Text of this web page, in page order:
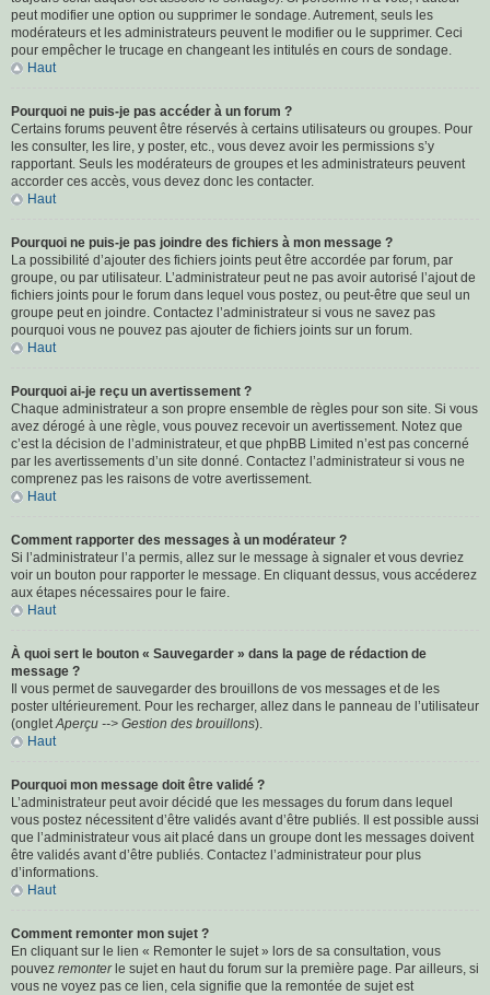
peut modifier une option ou supprimer le sondage. Autrement, seuls les
modérateurs et les administrateurs peuvent le modifier ou le supprimer. Ceci
pour empêcher le trucage en changeant les intitulés en cours de sondage.
Haut
Pourquoi ne puis-je pas accéder à un forum ?
Certains forums peuvent être réservés à certains utilisateurs ou groupes. Pour
les consulter, les lire, y poster, etc., vous devez avoir les permissions s’y
rapportant. Seuls les modérateurs de groupes et les administrateurs peuvent
accorder ces accès, vous devez donc les contacter.
Haut
Pourquoi ne puis-je pas joindre des fichiers à mon message ?
La possibilité d’ajouter des fichiers joints peut être accordée par forum, par
groupe, ou par utilisateur. L’administrateur peut ne pas avoir autorisé l’ajout de
fichiers joints pour le forum dans lequel vous postez, ou peut-être que seul un
groupe peut en joindre. Contactez l’administrateur si vous ne savez pas
pourquoi vous ne pouvez pas ajouter de fichiers joints sur un forum.
Haut
Pourquoi ai-je reçu un avertissement ?
Chaque administrateur a son propre ensemble de règles pour son site. Si vous
avez dérogé à une règle, vous pouvez recevoir un avertissement. Notez que
c’est la décision de l’administrateur, et que phpBB Limited n’est pas concerné
par les avertissements d’un site donné. Contactez l’administrateur si vous ne
comprenez pas les raisons de votre avertissement.
Haut
Comment rapporter des messages à un modérateur ?
Si l’administrateur l’a permis, allez sur le message à signaler et vous devriez
voir un bouton pour rapporter le message. En cliquant dessus, vous accéderez
aux étapes nécessaires pour le faire.
Haut
À quoi sert le bouton « Sauvegarder » dans la page de rédaction de
message ?
Il vous permet de sauvegarder des brouillons de vos messages et de les
poster ultérieurement. Pour les recharger, allez dans le panneau de l’utilisateur
(onglet Aperçu --> Gestion des brouillons).
Haut
Pourquoi mon message doit être validé ?
L’administrateur peut avoir décidé que les messages du forum dans lequel
vous postez nécessitent d’être validés avant d’être publiés. Il est possible aussi
que l’administrateur vous ait placé dans un groupe dont les messages doivent
être validés avant d’être publiés. Contactez l’administrateur pour plus
d’informations.
Haut
Comment remonter mon sujet ?
En cliquant sur le lien « Remonter le sujet » lors de sa consultation, vous
pouvez remonterle sujet en haut du forum sur la première page. Par ailleurs, si
vous ne voyez pas ce lien, cela signifie que la remontée de sujet est